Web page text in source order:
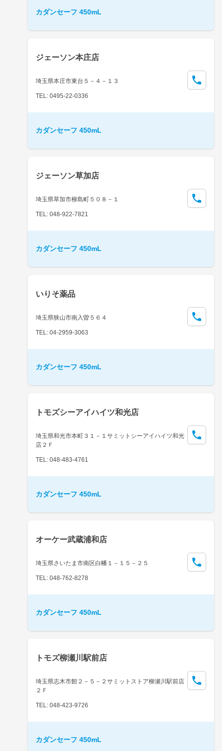
カダンセーフ 450mL
ジェーソン本庄店
埼玉県本庄市東台５－４－１３
TEL: 0495-22-0336
カダンセーフ 450mL
ジェーソン草加店
埼玉県草加市柳島町５０８－１
TEL: 048-922-7821
カダンセーフ 450mL
いりそ薬品
埼玉県狭山市南入曽５６４
TEL: 04-2959-3063
カダンセーフ 450mL
トモズシーアイハイツ和光店
埼玉県和光市本町３１－１サミットシーアイハイツ和光
店２Ｆ
TEL: 048-483-4761
カダンセーフ 450mL
オーケー武蔵浦和店
埼玉県さいたま市南区白幡１－１５－２５
TEL: 048-762-8278
カダンセーフ 450mL
トモズ柳瀬川駅前店
埼玉県志木市館２－５－２サミットストア柳瀬川駅前店
２Ｆ
TEL: 048-423-9726
カダンセーフ 450mL